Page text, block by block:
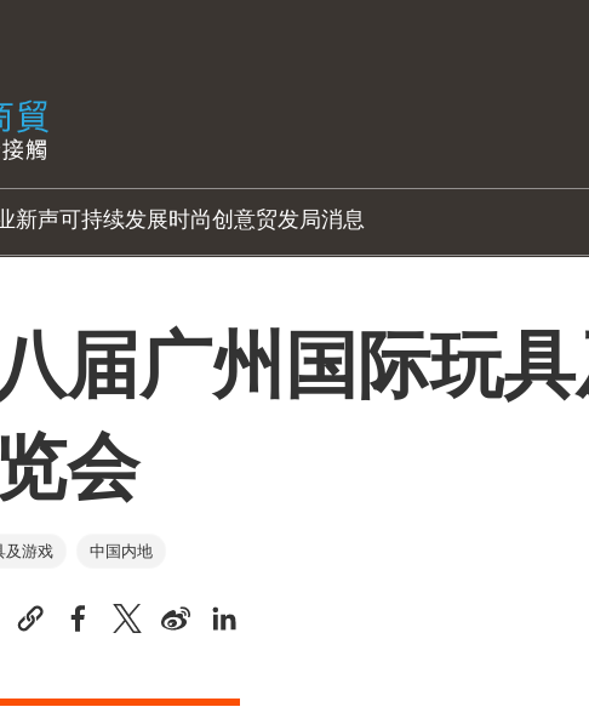
新声可持续发展时尚创意贸发局消息
届广州国际玩具
会
及游戏 中国内地